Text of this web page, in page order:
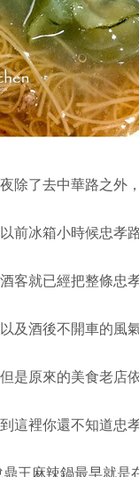
除了去中華路之外
前冰箱小時候忠孝
客就已經把整條忠
及酒後不開車的風
是原來的美食老店
這裡你還不知道忠
王麻辣鍋最早就是